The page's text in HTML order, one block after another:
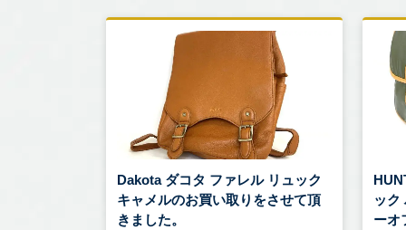
Dakota ダコタ ファレル リュック
キャメルのお買い取りをさせて頂
きました。
ック
ーオ